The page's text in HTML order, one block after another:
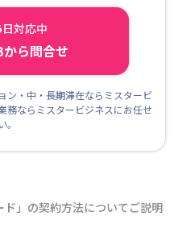
対応中
から問合せ
ン・中・長期滞在ならミスタービ
ならミスタービジネスにお任せ
。
ド 」の契約方法についてご説明